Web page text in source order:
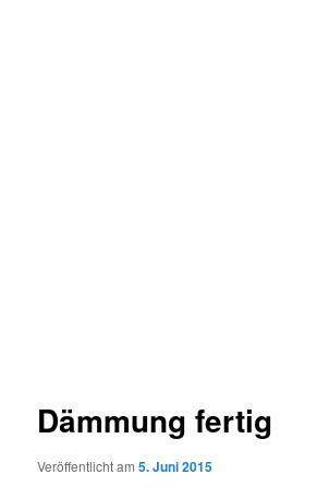
Dämmung fertig
Veröffentlicht am5. Juni 2015